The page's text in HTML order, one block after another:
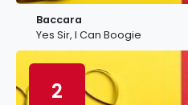
Baccara
Yes Sir, I Can Boogie
2